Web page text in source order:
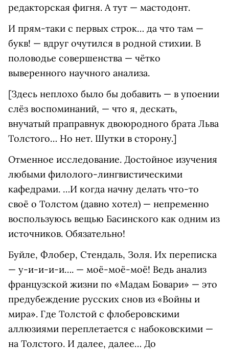
редакторская фигня. А тут — мастодонт.
И прям-таки с первых строк… да что там —
букв! — вдруг очутился в родной стихии. В
половодье совершенства — чётко
выверенного научного анализа.
[Здесь неплохо было бы добавить — в упоении
слёз воспоминаний, — что я, дескать,
внучатый праправнук двоюродного брата Льва
Толстого… Но нет. Шутки в сторону.]
Отменное исследование. Достойное изучения
любыми филолого-лингвистическими
кафедрами. …И когда начну делать что-то
своё о Толстом (давно хотел) — непременно
воспользуюсь вещью Басинского как одним из
источников. Обязательно!
Буйле, Флобер, Стендаль, Золя. Их переписка
— у-и-и-и-и…. — моё-моё-моё! Ведь анализ
французской жизни по «Мадам Бовари» — это
предубеждение русских снов из «Войны и
мира». Где Толстой с флоберовскими
аллюзиями переплетается с набоковскими —
на Толстого. И далее, далее… До